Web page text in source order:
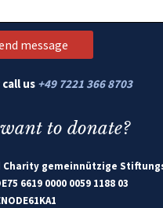
call us +49 7221 366 8703
want to donate?
Charity gemeinnützige
6619 0000 0059 1188 03